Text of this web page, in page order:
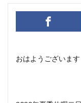
おはようございま